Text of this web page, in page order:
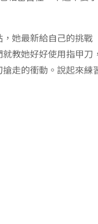
她最新給自己的挑戰
教她好好使用指甲刀
走的衝動。說起來練